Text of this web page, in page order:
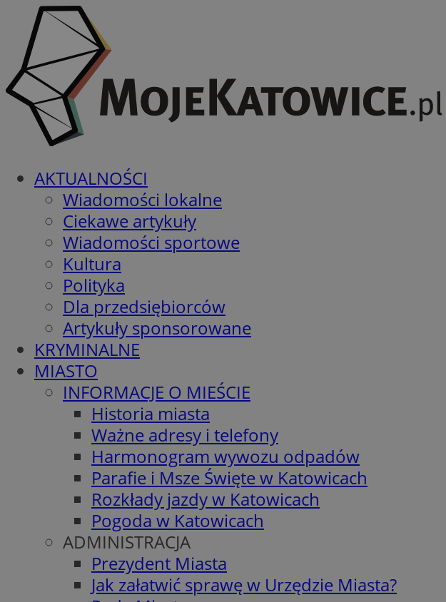
AKTUALNOŚCI
Wiadomości lokalne
Ciekawe artykuły
Wiadomości sportowe
Kultura
Polityka
Dla przedsiębiorców
Artykuły sponsorowane
KRYMINALNE
MIASTO
INFORMACJE O MIEŚCIE
Historia miasta
Ważne adresy i telefony
Harmonogram wywozu odpadów
Parafie i Msze Święte w Katowicach
Rozkłady jazdy w Katowicach
Pogoda w Katowicach
ADMINISTRACJA
Prezydent Miasta
Jak załatwić sprawę w Urzędzie Miasta?